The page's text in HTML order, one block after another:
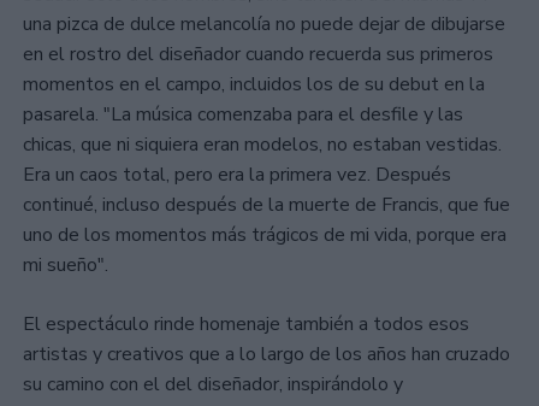
una pizca de dulce melancolía no puede dejar de dibujarse
en el rostro del diseñador cuando recuerda sus primeros
momentos en el campo, incluidos los de su debut en la
pasarela. "La música comenzaba para el desfile y las
chicas, que ni siquiera eran modelos, no estaban vestidas.
Era un caos total, pero era la primera vez. Después
continué, incluso después de la muerte de Francis, que fue
uno de los momentos más trágicos de mi vida, porque era
mi sueño".
El espectáculo rinde homenaje también a todos esos
artistas y creativos que a lo largo de los años han cruzado
su camino con el del diseñador, inspirándolo y